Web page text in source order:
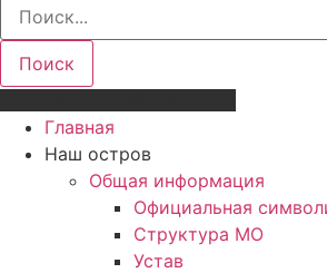
Поиск
Главная
Наш остров
Общая информация
Официальная
Структура МО
Устав